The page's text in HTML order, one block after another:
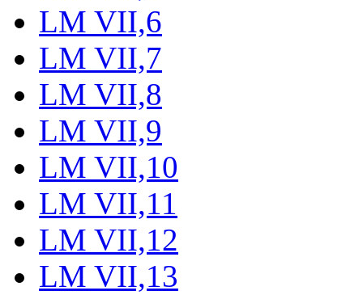
LM VII,6
LM VII,7
LM VII,8
LM VII,9
LM VII,10
LM VII,11
LM VII,12
LM VII,13